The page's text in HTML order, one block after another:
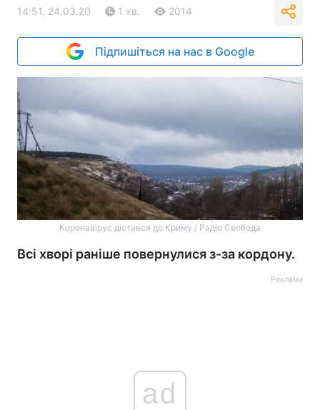
14:51, 24.03.20 1 хв. 2014
Підпишіться на нас в Google
Коронавірус дістався до Криму / Радіо Свобода
Всі хворі раніше повернулися з-за кордону.
Реклама
ad